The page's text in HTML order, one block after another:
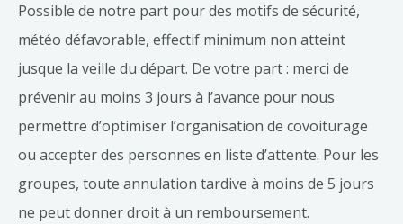
Possible de notre part pour des motifs de sécurité,
météo défavorable, effectif minimum non atteint
jusque la veille du départ. De votre part : merci de
prévenir au moins 3 jours à l’avance pour nous
permettre d’optimiser l’organisation de covoiturage
ou accepter des personnes en liste d’attente. Pour les
groupes, toute annulation tardive à moins de 5 jours
ne peut donner droit à un remboursement.